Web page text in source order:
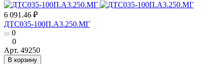
6 091.46 ₽
ДТС035-100П.А3.250.МГ
0
0
Арт. 49250
В корзину